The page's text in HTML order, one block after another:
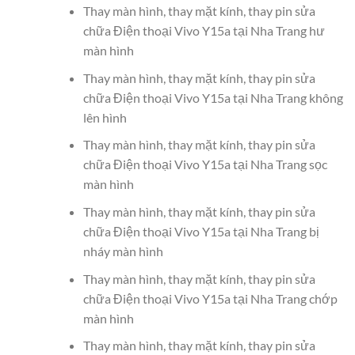
Thay màn hình, thay mặt kính, thay pin sửa
chữa Điện thoại Vivo Y15a tại Nha Trang hư
màn hình
Thay màn hình, thay mặt kính, thay pin sửa
chữa Điện thoại Vivo Y15a tại Nha Trang không
lên hình
Thay màn hình, thay mặt kính, thay pin sửa
chữa Điện thoại Vivo Y15a tại Nha Trang sọc
màn hình
Thay màn hình, thay mặt kính, thay pin sửa
chữa Điện thoại Vivo Y15a tại Nha Trang bị
nháy màn hình
Thay màn hình, thay mặt kính, thay pin sửa
chữa Điện thoại Vivo Y15a tại Nha Trang chớp
màn hình
Thay màn hình, thay mặt kính, thay pin sửa